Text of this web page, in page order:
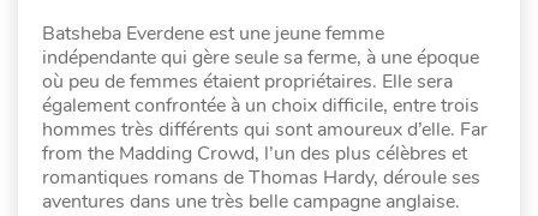
Batsheba Everdene est une jeune femme
indépendante qui gère seule sa ferme, à une époque
où peu de femmes étaient propriétaires. Elle sera
également confrontée à un choix difficile, entre trois
hommes très différents qui sont amoureux d’elle. Far
from the Madding Crowd, l’un des plus célèbres et
romantiques romans de Thomas Hardy, déroule ses
aventures dans une très belle campagne anglaise.